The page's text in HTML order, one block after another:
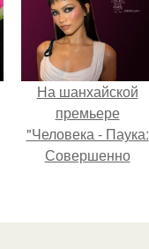
На шанхайской
премьере
"Человека - Паука:
Совершенно
просто очередной